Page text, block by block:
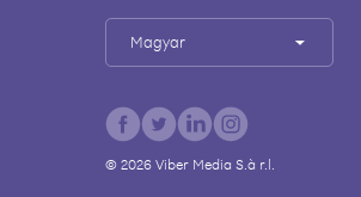
Magyar
© 2026Viber Media S.à r.l.